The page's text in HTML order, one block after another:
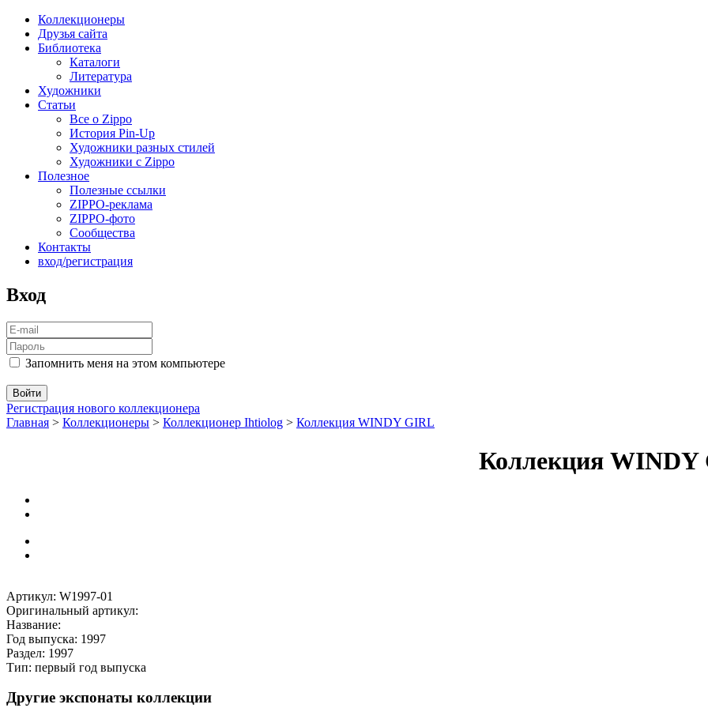
Коллекционеры
Друзья сайта
Библиотека
Каталоги
Литература
Художники
Статьи
Все о Zippo
История Pin-Up
Художники разных стилей
Художники с Zippo
Полезное
Полезные ссылки
ZIPPO-реклама
ZIPPO-фото
Сообщества
Контакты
вход/регистрация
Вход
Запомнить меня на этом компьютере
Регистрация нового коллекционера
Главная > Коллекционеры > Коллекционер Ihtiolog > Коллекция WINDY GIRL
Коллекция WINDY
Артикул: W1997-01
Оригинальный артикул:
Название:
Год выпуска: 1997
Раздел: 1997
Тип: первый год выпуска
Другие экспонаты коллекции